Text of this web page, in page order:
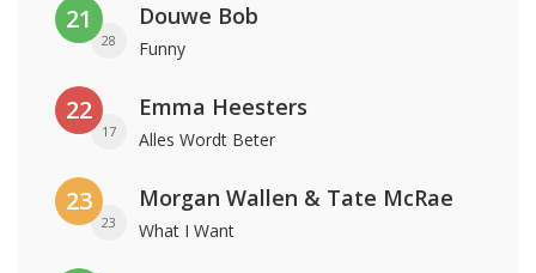
21
28
Douwe Bob
Funny
22
17
Emma Heesters
Alles Wordt Beter
23
23
Morgan Wallen & Tate McRae
What I Want